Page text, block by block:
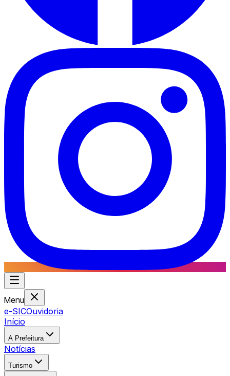
Menu
e-SICOuvidoria
Início
A Prefeitura
Notícias
Turismo